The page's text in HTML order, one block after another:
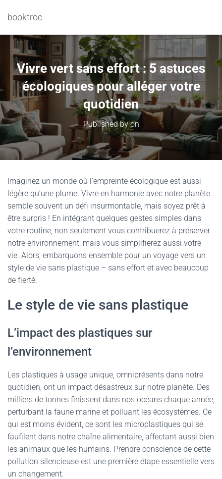
booktroc
Vivre vert sans effort : 5 astuces
écologiques pour alléger votre
quotidien
Published byon
Imaginez un monde où l’empreinte écologique est aussi
légère qu’une plume. Vivre en harmonie avec notre planète
semble souvent un défi insurmontable, mais soyez prêt à
être surpris ! En intégrant quelques gestes simples dans
votre routine, non seulement vous contribuerez à préserver
notre environnement, mais vous simplifierez aussi votre
vie. Alors, embarquons ensemble pour un voyage vers un
style de vie sans plastique – sans effort et avec beaucoup
de fierté.
Le style de vie sans plastique
L’impact des plastiques sur
l’environnement
Les plastiques à usage unique, omniprésents dans notre
quotidien, ont un impact désastreux sur notre planète. Des
milliers de tonnes finissent dans nos océans chaque année,
perturbant la faune marine et polluant les écosystèmes. Ce
qui est moins évident, ce sont les microplastiques qui se
faufilent dans notre chaîne alimentaire, affectant aussi bien
les animaux que les humains. Prendre conscience de cette
pollution silencieuse est une première étape essentielle vers
un changement.